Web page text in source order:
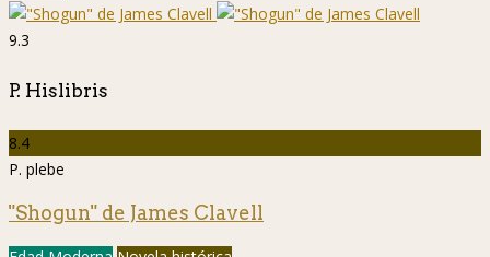
9.3
P. Hislibris
8.4
P. plebe
"Shogun" de James Clavell